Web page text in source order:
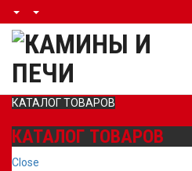
КАТАЛОГ ТОВАРОВ
КАТАЛОГ ТОВАРОВ
Close